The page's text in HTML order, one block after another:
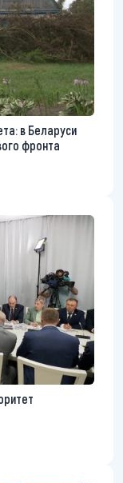
в Беларуси
фронта